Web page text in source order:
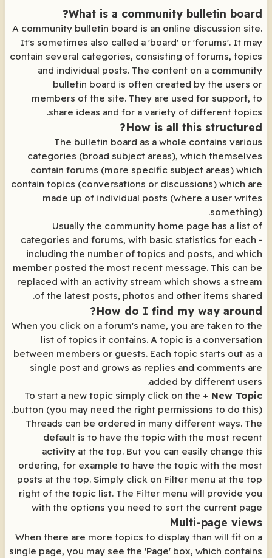
What is a community bulletin board?
A community bulletin board is an online discussion site.
It's sometimes also called a 'board' or 'forums'. It may
contain several categories, consisting of forums, topics
and individual posts. The content on a community
bulletin board is often created by the users or
members of the site. They are used for support, to
share ideas and for a variety of different topics.
How is all this structured?
The bulletin board as a whole contains various
categories (broad subject areas), which themselves
contain forums (more specific subject areas) which
contain topics (conversations or discussions) which are
made up of individual posts (where a user writes
something).
Usually the community home page has a list of
categories and forums, with basic statistics for each -
including the number of topics and posts, and which
member posted the most recent message. This can be
replaced with an activity stream which shows a stream
of the latest posts, photos and other items shared.
How do I find my way around?
When you click on a forum's name, you are taken to the
list of topics it contains. A topic is a conversation
between members or guests. Each topic starts out as a
single post and grows as replies and comments are
added by different users.
To start a new topic simply click on the+ New Topic
button (you may need the right permissions to do this).
Threads can be ordered in many different ways. The
default is to have the topic with the most recent
activity at the top. But you can easily change this
ordering, for example to have the topic with the most
posts at the top. Simply click on Filter menu at the top
right of the topic list. The Filter menu will provide you
with the options you need to sort the current page
Multi-page views
When there are more topics to display than will fit on a
single page, you may see the 'Page' box, which contains